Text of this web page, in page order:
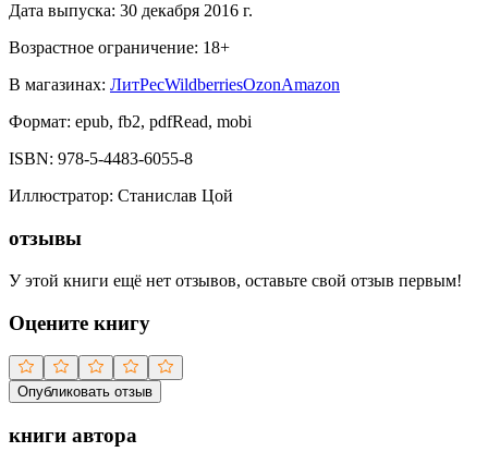
Дата выпуска: 30 декабря 2016 г.
Возрастное ограничение: 18+
В магазинах: ЛитРесWildberriesOzonAmazon
Формат: epub, fb2, pdfRead, mobi
ISBN: 978-5-4483-6055-8
Иллюстратор: Станислав Цой
отзывы
У этой книги ещё нет отзывов, оставьте свой отзыв первым!
Оцените книгу
Опубликовать отзыв
книги автора